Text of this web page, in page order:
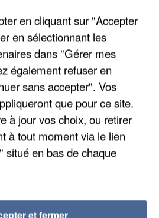
CANICULES, LES REFUGES
SONT...
en cliquant sur "Accepter
en sélectionnant les
dans "Gérer mes
également refuser en
sans accepter". Vos
que pour ce site.
à jour vos choix, ou retirer
à tout moment via le lien
situé en bas de chaque
et fermer